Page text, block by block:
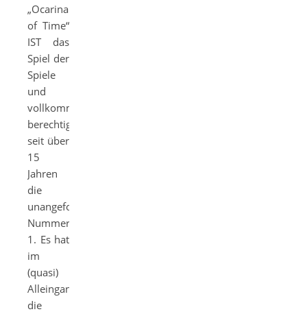
„Ocarina
of Time“
IST das
Spiel der
Spiele
und
vollkommen
berechtigt
seit über
15
Jahren
die
unangefochtene
Nummer
1. Es hat
im
(quasi)
Alleingang
die